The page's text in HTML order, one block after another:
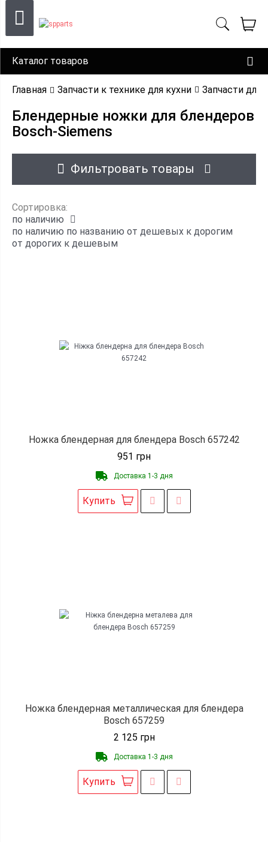
Каталог товаров
Главная Запчасти к технике для кухни Запчасти для
Блендерные ножки для блендеров
Bosch-Siemens
Фильтровать товары
Сортировка:
по наличию
по наличию по названию от дешевых к дорогим
от дорогих к дешевым
Ножка блендерная для блендера Bosch 657242
951 грн
Доставка 1-3 дня
Купить
Ножка блендерная металлическая для блендера
Bosch 657259
2 125 грн
Доставка 1-3 дня
Купить